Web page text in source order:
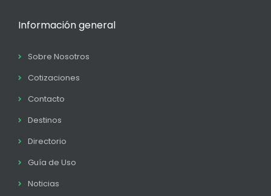
Información general
Sobre Nosotros
Cotizaciones
Contacto
Destinos
Directorio
Guía de Uso
Noticias